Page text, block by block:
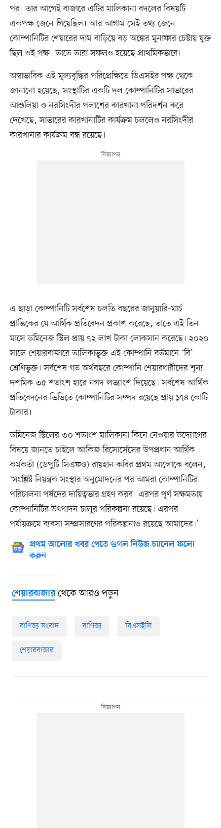
পর। তার আগেই বাজারে এটির মালিকানা বদলের বিষয়টি
একপক্ষ জেনে গিয়েছিল। আর আগাম সেই তথ্য জেনে
কোম্পানিটির শেয়ারের দাম বাড়িয়ে বড় অঙ্কের মুনাফার চেষ্টায় যুক্ত
ছিল ওই পক্ষ। তাতে তারা সফলও হয়েছে প্রাথমিকভাবে।
অস্বাভাবিক এই মূল্যবৃদ্ধির পরিপ্রেক্ষিতে ডিএসইর পক্ষ থেকে
জানানো হয়েছে, সংস্থাটির একটি দল কোম্পানিটির সাভারের
আশুলিয়া ও নরসিংদীর পলাশের কারখানা পরিদর্শন করে
দেখেছে, সাভারের কারখানাটির কার্যক্রম চললেও নরসিংদীর
কারখানার কার্যক্রম বন্ধ রয়েছে।
এ ছাড়া কোম্পানিটি সর্বশেষ চলতি বছরের জানুয়ারি-মার্চ
প্রান্তিকের যে আর্থিক প্রতিবেদন প্রকাশ করেছে, তাতে এই তিন
মাসে ডমিনেজ স্টিল প্রায় ৭২ লাখ টাকা লোকসান করেছে। ২০২০
সালে শেয়ারবাজারে তালিকাভুক্ত এই কোম্পানি বর্তমানে ‘বি’
শ্রেণিভুক্ত। সর্বশেষ গত অর্থবছরে কোম্পানি শেয়ারধারীদের শূন্য
দশমিক ৩৫ শতাংশ হারে নগদ লভ্যাংশ দিয়েছে। সর্বশেষ আর্থিক
প্রতিবেদনের ভিত্তিতে কোম্পানিটির সম্পদ রয়েছে প্রায় ১৭৪ কোটি
টাকার।
ডমিনেজ স্টিলের ৩০ শতাংশ মালিকানা কিনে নেওয়ার উদ্যোগের
বিষয়ে জানতে চাইলে আকিজ রিসোর্সেসের উপপ্রধান আর্থিক
কর্মকর্তা (ডেপুটি সিএফও) রায়হান কবির প্রথম আলোকে বলেন,
‘সংশ্লিষ্ট নিয়ন্ত্রক সংস্থার অনুমোদনের পর আমরা কোম্পানিটির
পরিচালনা পর্ষদের দায়িত্বভার গ্রহণ করব। এরপর পূর্ণ সক্ষমতায়
কোম্পানিটির উৎপাদন চালুর পরিকল্পনা রয়েছে। এরপর
পর্যায়ক্রমে ব্যবসা সম্প্রসারণের পরিকল্পনাও রয়েছে আমাদের।’
প্রথম আলোর খবর পেতে গুগল নিউজ চ্যানেল ফলো
করুন
শেয়ারবাজারথেকে আরও পড়ুন
বাণিজ্য সংবাদ বাণিজ্য বিএসইসি
শেয়ারবাজার